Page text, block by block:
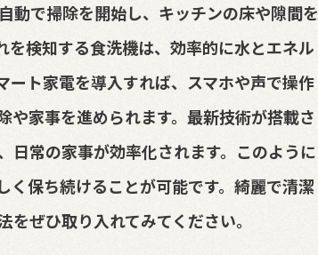
動で掃除を開始し、キッチンの床や隙間を
検知する食洗機は、効率的に水とエネル
ート家電を導入すれば、スマホや声で操作
や家事を進められます。最新技術が搭載さ
日常の家事が効率化されます。このように
く保ち続けることが可能です。綺麗で清潔
ぜひ取り入れてみてください。